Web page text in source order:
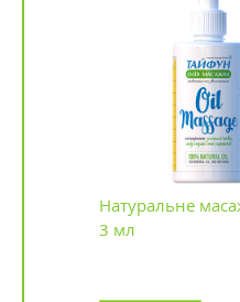
Натуральне
3 мл